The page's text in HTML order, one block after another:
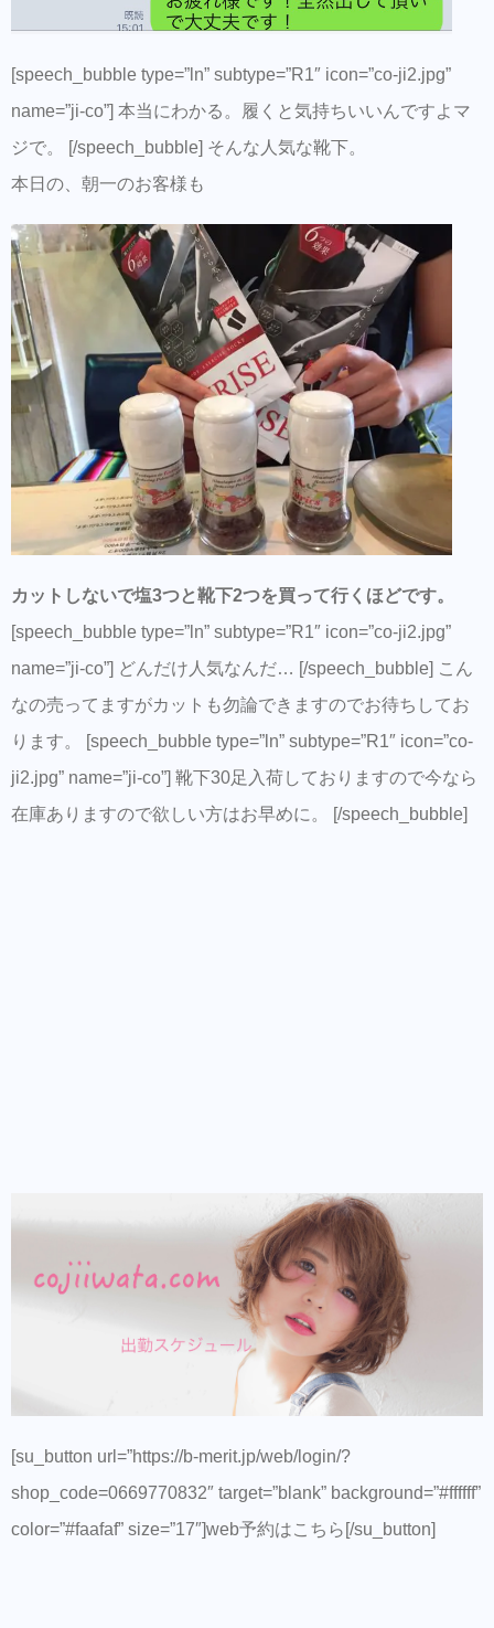
[speech_bubble type=”ln” subtype=”R1″ icon=”co-ji2.jpg”
name=”ji-co”] 本当にわかる。履くと気持ちいいんですよマ
ジで。 [/speech_bubble] そんな人気な靴下。
本日の、朝一のお客様も
カットしないで塩3つと靴下2つを買って行くほどです。
[speech_bubble type=”ln” subtype=”R1″ icon=”co-ji2.jpg”
name=”ji-co”] どんだけ人気なんだ… [/speech_bubble] こん
なの売ってますがカットも勿論できますのでお待ちしてお
ります。 [speech_bubble type=”ln” subtype=”R1″ icon=”co-
ji2.jpg” name=”ji-co”] 靴下30足入荷しておりますので今なら
在庫ありますので欲しい方はお早めに。 [/speech_bubble]
[su_button url=”https://b-merit.jp/web/login/?
shop_code=0669770832″ target=”blank” background=”#ffffff”
color=”#faafaf” size=”17″]web予約はこちら[/su_button]